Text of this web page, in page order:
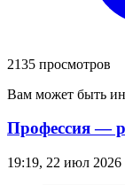
2135 просмотров
Вам может быть
Профессия —
19:19, 22 июл 2026